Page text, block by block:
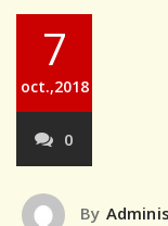
7
oct.,2018
0
By